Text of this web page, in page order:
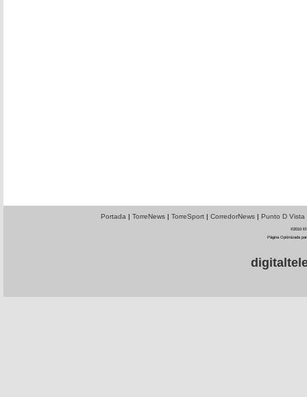
Portada | TorreNews| TorreSport| CorredorNews| Punto D Vista
©2010 El
Página Optimizada